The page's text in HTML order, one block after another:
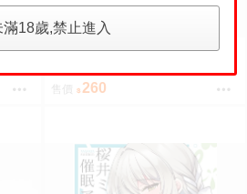
年1
仔
預購 （四葉亭）預約8月 C108
んぶ 260
滿18歲,禁止進入